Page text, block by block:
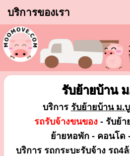
บริการของเรา
รับย้ายบ้าน
บริการ รับย้ายบ้าน ม.
รถรับจ้างขนของ - รับย้า
ย้ายหอพัก - คอนโด
บริการ รถกระบะรับจ้าง รถ4